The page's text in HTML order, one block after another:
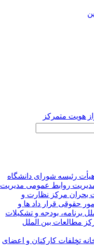
هويت متمركز
رئیسهشورای دانشگاه
روابط عمومی مدیریت
بحرانمرکز نظارت و
حقوقی قرار داد ها و
برنامه، بودجه و تشکیلات
مطالعات بین الملل
تخلفات کارکنان و اعضای